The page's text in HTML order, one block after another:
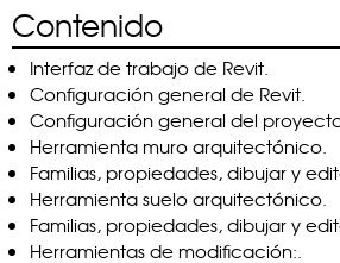
Contenido
Interfaz de trabajo de Revit.
Configuración general de Revit.
Configuración general del
Herramienta muro arquitectónico.
Familias, propiedades, dibujar y
Herramienta suelo arquitectónico.
Familias, propiedades, dibujar y
Herramientas de modificación:.